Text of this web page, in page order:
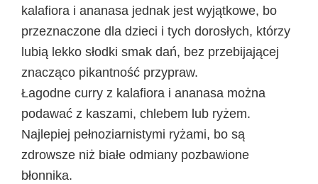
kalafiora i ananasa jednak jest wyjątkowe, bo
przeznaczone dla dzieci i tych dorosłych, którzy
lubią lekko słodki smak dań, bez przebijającej
znacząco pikantność przypraw.
Łagodne curry z kalafiora i ananasa można
podawać z kaszami, chlebem lub ryżem.
Najlepiej pełnoziarnistymi ryżami, bo są
zdrowsze niż białe odmiany pozbawione
błonnika.